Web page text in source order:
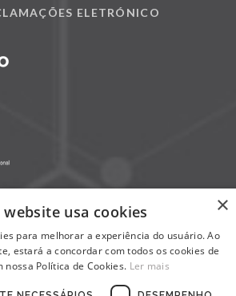
ELETRÓNICO
×
website usa cookies
para melhorar a experiência do usuário. Ao
estará a concordar com todos os cookies de
nossa Política de Cookies. Ler mais